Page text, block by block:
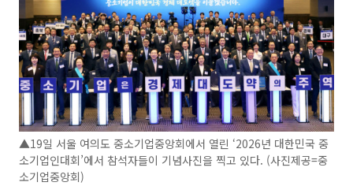
▲19일 서울 여의도 중소기업중앙회에서 열린 ‘2026년 대한민국 중
소기업인대회’에서 참석자들이 기념사진을 찍고 있다. (사진제공=중
소기업중앙회)